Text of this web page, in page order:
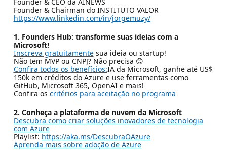
Founder & Chairman do INSTITUTO VALOR
https://www.linkedin.com/in/jorgemuzy/
1. Founders Hub: transforme suas ideias com a
Microsoft!
Inscreva gratuitamentesua ideia ou startup!
Não tem MVP ou CNPJ? Não precisa 😊
Confira todos os benefícios:IA da Microsoft, ganhe até US$
150k em créditos do Azure e use ferramentas como
GitHub, Microsoft 365, OpenAI e mais!
Confira os critérios para aceitação no programa
2. Conheça a plataforma de nuvem da Microsoft
Descubra como criar soluções inovadores de tecnologia
com Azure
Playlist: https://aka.ms/DescubraOAzure
Aprenda mais sobre adoção de Azure